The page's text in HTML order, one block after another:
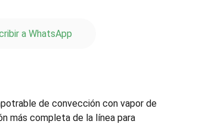
a WhatsApp
de convección con vapor de
más completa de la línea para